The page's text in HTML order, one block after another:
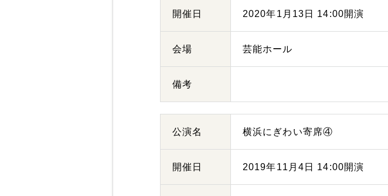
開催日 2020年1月13日 14:00開演
会場 芸能ホール
備考
公演名 横浜にぎわい寄席④
開催日 2019年11月4日 14:00開演